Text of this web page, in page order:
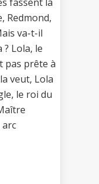
Redmond,
va-t-il
Lola, le
pas prête à
veut, Lola
le roi du